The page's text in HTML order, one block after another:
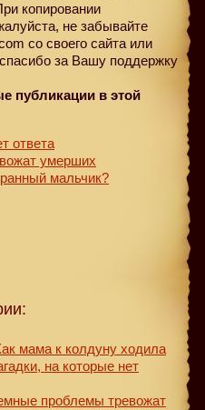
копировании
не забывайте
со своего сайта или
за Вашу поддержку
публикации в этой
ответа
умерших
мальчик?
мама к колдуну ходила
на которые нет
проблемы тревожат